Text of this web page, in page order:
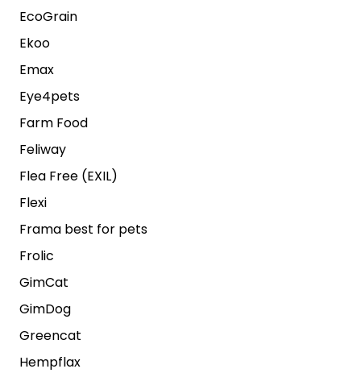
EcoGrain
Ekoo
Emax
Eye4pets
Farm Food
Feliway
Flea Free (EXIL)
Flexi
Frama best for pets
Frolic
GimCat
GimDog
Greencat
Hempflax